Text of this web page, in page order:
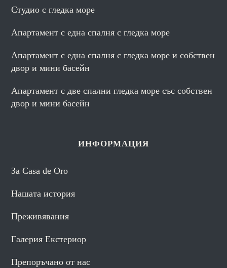
Студио с гледка море
Апартамент с една спалня с гледка море
Апартамент с една спалня с гледка море и собствен
двор и мини басейн
Апартамент с две спални гледка море със собствен
двор и мини басейн
ИНФОРМАЦИЯ
За Casa de Oro
Нашата история
Преживявания
Галерия Екстериор
Препоръчано от нас